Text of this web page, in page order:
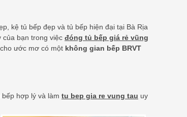
kệ tủ bếp đẹp và tủ bếp hiện đại tại Bà Rịa
của bạn trong việc đóng tủ bếp giá rẻ vũng
ước mơ có một không gian bếp BRVT
hợp lý và làm tu bep gia re vung tau uy